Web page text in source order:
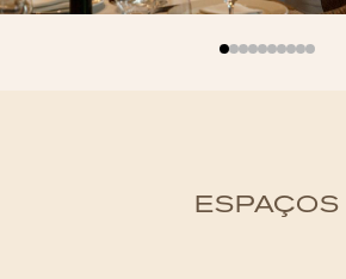
ESPAÇOS